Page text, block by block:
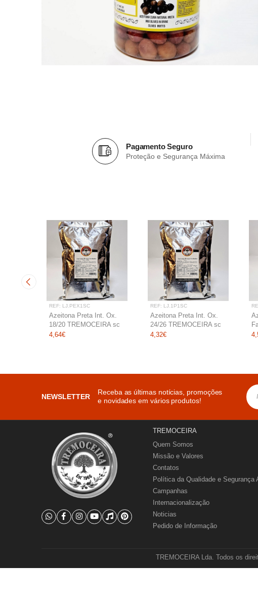
Pagamento Seguro
Proteção e Segurança Máxima
REF: LJ.PEX1SC
Azeitona Preta Int. Ox.
18/20 TREMOCEIRA sc
1kg uni
4,64€
REF: LJ.1P1SC
Azeitona Preta Int. Ox.
24/26 TREMOCEIRA sc
1kg uni
4,32€
NEWSLETTER
Receba as últimas notícias, promoções
e novidades em vários produtos!
TREMOCEIRA
Quem Somos
Missão e Valores
Contatos
Política da Qualidade e Segurança
Campanhas
Internacionalização
Noticias
Pedido de Informação
TREMOCEIRA Lda. Todos os